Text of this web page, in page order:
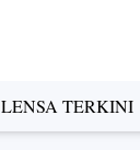
LENSA TERKINI